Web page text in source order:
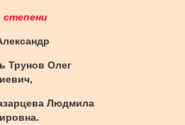
Трунов Олег
Людмила